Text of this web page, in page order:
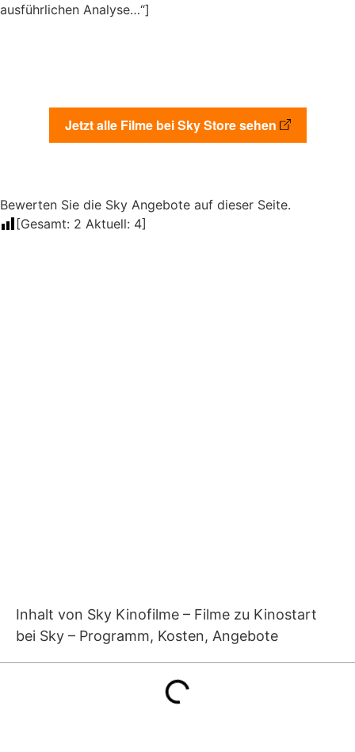
ausführlichen Analyse…“]
Jetzt alle Filme bei Sky Store sehen
Bewerten Sie die Sky Angebote auf dieser Seite.
[Gesamt: 2 Aktuell: 4]
Inhalt von Sky Kinofilme – Filme zu Kinostart
bei Sky – Programm, Kosten, Angebote